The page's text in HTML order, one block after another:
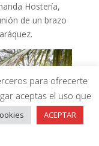
Hostería,
de un brazo
para ofrecerte
aceptas el uso que
ACEPTAR